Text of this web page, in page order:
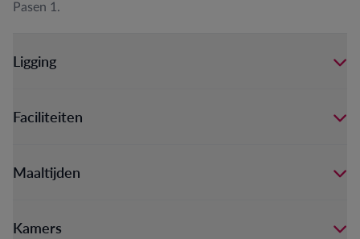
Pasen 1.
Ligging
Faciliteiten
Maaltijden
Kamers